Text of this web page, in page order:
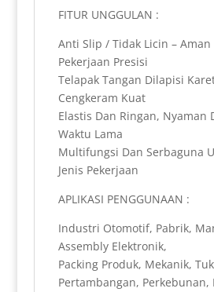
FITUR UNGGULAN :
Anti Slip / Tidak Licin –
Pekerjaan Presisi
Telapak Tangan Dilapisi
Cengkeram Kuat
Elastis Dan Ringan, Nyaman
Waktu Lama
Multifungsi Dan Serbaguna
Jenis Pekerjaan
APLIKASI PENGGUNAAN :
Industri Otomotif, Pabrik,
Assembly Elektronik,
Packing Produk, Mekanik,
Pertambangan, Perkebunan,